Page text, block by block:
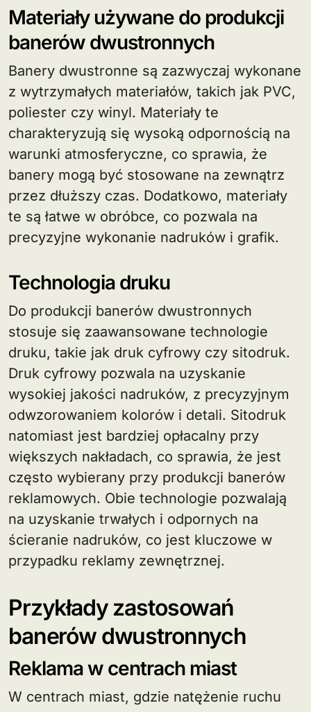
Materiały używane do produkcji
banerów dwustronnych
Banery dwustronne są zazwyczaj wykonane
z wytrzymałych materiałów, takich jak PVC,
poliester czy winyl. Materiały te
charakteryzują się wysoką odpornością na
warunki atmosferyczne, co sprawia, że
banery mogą być stosowane na zewnątrz
przez dłuższy czas. Dodatkowo, materiały
te są łatwe w obróbce, co pozwala na
precyzyjne wykonanie nadruków i grafik.
Technologia druku
Do produkcji banerów dwustronnych
stosuje się zaawansowane technologie
druku, takie jak druk cyfrowy czy sitodruk.
Druk cyfrowy pozwala na uzyskanie
wysokiej jakości nadruków, z precyzyjnym
odwzorowaniem kolorów i detali. Sitodruk
natomiast jest bardziej opłacalny przy
większych nakładach, co sprawia, że jest
często wybierany przy produkcji banerów
reklamowych. Obie technologie pozwalają
na uzyskanie trwałych i odpornych na
ścieranie nadruków, co jest kluczowe w
przypadku reklamy zewnętrznej.
Przykłady zastosowań
banerów dwustronnych
Reklama w centrach miast
W centrach miast, gdzie natężenie ruchu